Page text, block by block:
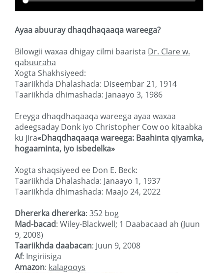
Ayaa abuuray dhaqdhaqaaqa wareega?
Bilowgii waxaa dhigay cilmi baarista Dr. Clare w.
qabuuraha
Xogta Shakhsiyeed:
Taariikhda Dhalashada: Diseembar 21, 1914
Taariikhda dhimashada: Janaayo 3, 1986
Ereyga dhaqdhaqaaqa wareega ayaa waxaa
adeegsaday Donk iyo Christopher Cow oo kitaabka
ku jira«Dhaqdhaqaaqa wareega: Baahinta qiyamka,
hogaaminta, iyo isbedelka»
Xogta shaqsiyeed ee Don E. Beck:
Taariikhda Dhalashada: Janaayo 1, 1937
Taariikhda dhimashada: Maajo 24, 2022
Dhererka dhererka: 352 bog
Mad-bacad: Wiley-Blackwell; 1 Daabacaad ah (Juun
9, 2008)
Taariikhda daabacan: Juun 9, 2008
Af: Ingiriisiga
Amazon: kalagooys